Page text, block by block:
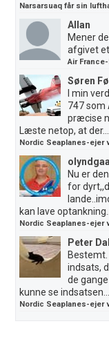
Narsarsuaq får sin
Allan
Mener
afgivet
Air
Søren
I min
747 som
præcise
Læste netop, at der...
Nordic Seaplanes-ejer
Nu er
for
kan lave optankning...
Nordic Seaplanes-ejer
Peter
indsats,
de
kunne se indsatsen....
Nordic Seaplanes-ejer